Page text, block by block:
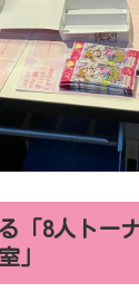
「8人トー
」